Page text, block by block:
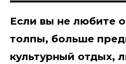
Если вы не любите
толпы, больше
культурный отдых,